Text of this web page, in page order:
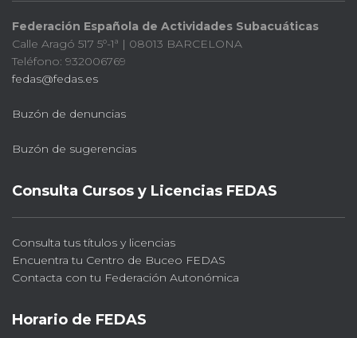
Federación Española de Actividades Subacuáticas
Calle Aragó 517 5º-1ª | 08013 BARCELONA
Teléfono: 932006769
fedas@fedas.es
Buzón de denuncias
Buzón de sugerencias
Consulta Cursos y Licencias FEDAS
Consulta tus títulos y licencias
Encuentra tu Centro de Buceo FEDAS
Contacta con tu Federación Autonómica
Horario de FEDAS